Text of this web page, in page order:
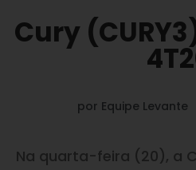
Cury
por Equipe Levante
Na quarta-feira (20), a